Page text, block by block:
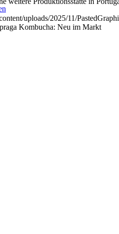
uploads/2025/11/
Kombucha: Neu im Markt